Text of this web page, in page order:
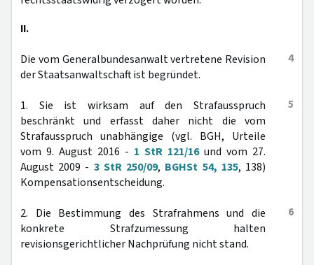
II.
4
Die vom Generalbundesanwalt vertretene Revision
der Staatsanwaltschaft ist begründet.
5
1. Sie ist wirksam auf den Strafausspruch
beschränkt und erfasst daher nicht die vom
Strafausspruch unabhängige (vgl. BGH, Urteile
vom 9. August 2016 - 1 StR 121/16und vom 27.
August 2009 - 3 StR 250/09, BGHSt 54, 135, 138)
Kompensationsentscheidung.
6
2. Die Bestimmung des Strafrahmens und die
konkrete Strafzumessung halten
revisionsgerichtlicher Nachprüfung nicht stand.